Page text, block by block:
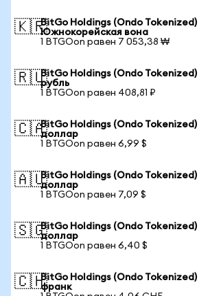
🇰🇷BitGo Holdings (Ondo Tokenized)
Южнокорейская вона
1 BTGOon равен 7 053,38 ₩
🇷🇺BitGo Holdings (Ondo Tokenized)
рубль
1 BTGOon равен 408,81 ₽
🇨🇦BitGo Holdings (Ondo
доллар
1 BTGOon равен 6,99 $
🇦🇺BitGo Holdings (Ondo
доллар
1 BTGOon равен 7,09 $
🇸🇬BitGo Holdings (Ondo
доллар
1 BTGOon равен 6,40 $
🇨🇭BitGo Holdings (Ondo
франк